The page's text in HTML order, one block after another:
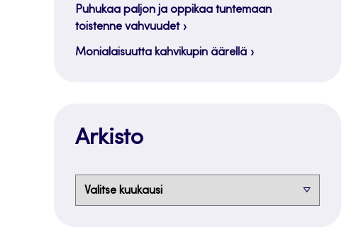
Puhukaa paljon ja oppikaa tuntemaan
toistenne vahvuudet
Monialaisuutta kahvikupin äärellä
Arkisto
Arkisto